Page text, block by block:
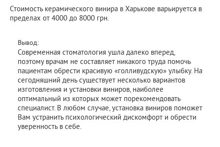
Стоимость керамического винира в Харькове варьируется в
пределах от 4000 до 8000 грн.
Вывод:
Современная стоматология ушла далеко вперед,
поэтому врачам не составляет никакого труда помочь
пациентам обрести красивую «голливудскую» улыбку. На
сегодняшний день существует несколько вариантов
изготовления и установки виниров, наиболее
оптимальный из которых может порекомендовать
специалист. В любом случае, установка виниров поможет
Вам устранить психологический дискомфорт и обрести
уверенность в себе.